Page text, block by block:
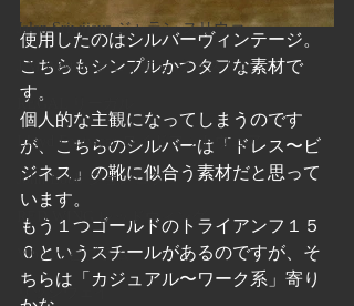
Jalan Sriwijaya ジャラン スリウァ
J.M.Weston ジェイエム ウェストン
REGAL リーガル
Lloyd Footwear ロイドフットウェア
John Lobb ジョンロブ
RED WING レッドウィング
Vibram ビブラム
リッジウェイ
使用したのはシルバーヴィンテージ。
こちらもシンプルかつタフな素材で
す。
個人的な主観になってしまうのです
が、こちらのシルバーは「ドレス〜ビ
ジネス」の靴に似合う素材だと思って
います。
もう１つゴールドのトライアンフ１５
０というスチールがあるのですが、そ
ちらは「カジュアル〜ワーク系」寄り